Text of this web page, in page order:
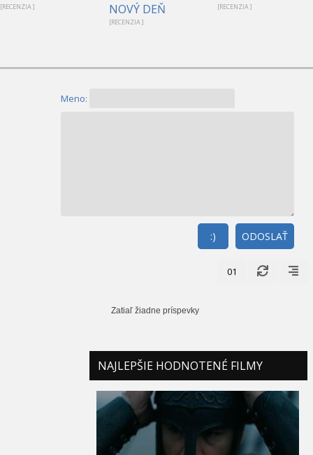
[RECENZIA ]
NOVÝ DEŇ
[RECENZIA ]
[RECENZIA ]
Meno:
ODOSLAŤ
:)
01
Zatiaľ žiadne príspevky
NAJLEPŠIE HODNOTENÉ FILMY